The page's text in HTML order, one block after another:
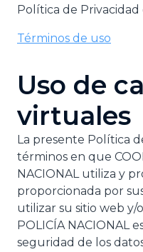
Política de
Términos de uso
Uso de
virtuales
La presente Política
términos en que
NACIONAL utiliza y
proporcionada por
utilizar su sitio web y/
POLICÍA NACIONAL
seguridad de los